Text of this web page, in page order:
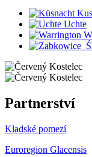
Uchte
Partnerství
Kladské pomezí
Euroregion Glacensis